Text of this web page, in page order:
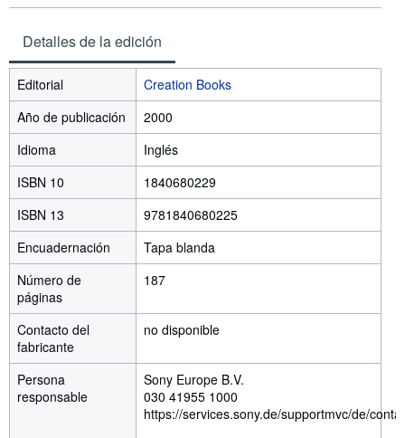
Detalles de la edición
Editorial
Creation Books
Año de publicación
2000
Idioma
Inglés
ISBN 10
1840680229
ISBN 13
9781840680225
Encuadernación
Tapa blanda
Número de
páginas
187
Contacto del
fabricante
no disponible
Persona
responsable
Sony Europe B.V.
030 41955 1000
https://services.sony.de/supportmvc/de/